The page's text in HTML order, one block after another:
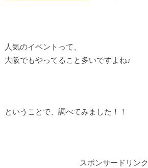
人気のイベントって、
大阪でもやってること多いですよね♪
ということで、調べてみました！！
スポンサードリンク